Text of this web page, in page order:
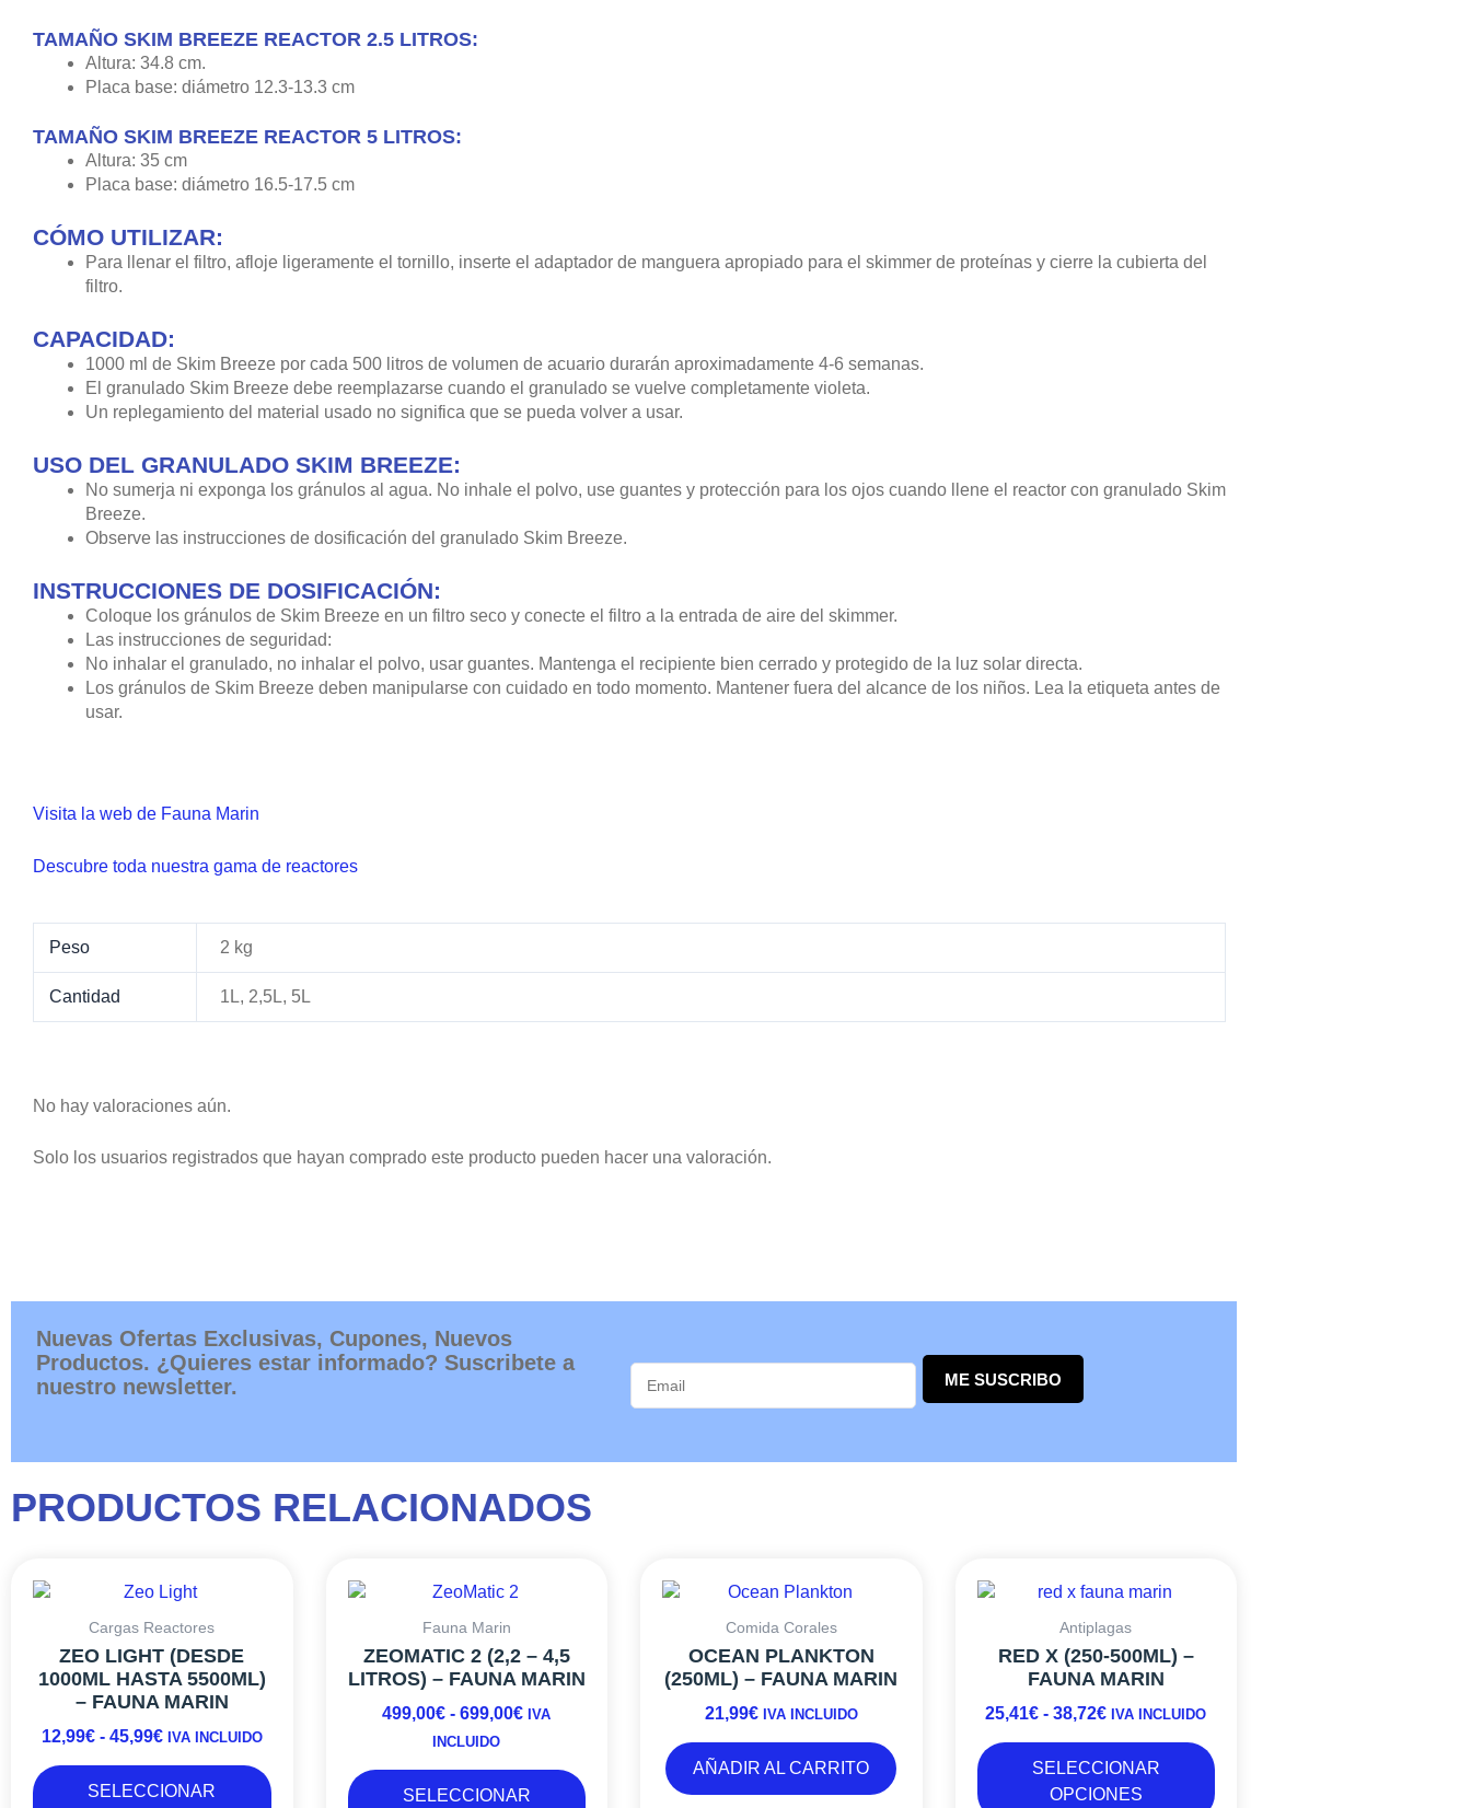
TAMAÑO SKIM BREEZE REACTOR 2.5 LITROS:
Altura: 34.8 cm.
Placa base: diámetro 12.3-13.3 cm
TAMAÑO SKIM BREEZE REACTOR 5 LITROS:
Altura: 35 cm
Placa base: diámetro 16.5-17.5 cm
CÓMO UTILIZAR:
Para llenar el filtro, afloje ligeramente el tornillo, inserte el adaptador de manguera apropiado para el skimmer de proteínas y cierre la cubierta del
filtro.
CAPACIDAD:
1000 ml de Skim Breeze por cada 500 litros de volumen de acuario durarán aproximadamente 4-6 semanas.
El granulado Skim Breeze debe reemplazarse cuando el granulado se vuelve completamente violeta.
Un replegamiento del material usado no significa que se pueda volver a usar.
USO DEL GRANULADO SKIM BREEZE:
No sumerja ni exponga los gránulos al agua. No inhale el polvo, use guantes y protección para los ojos cuando llene el reactor con granulado Skim
Breeze.
Observe las instrucciones de dosificación del granulado Skim Breeze.
INSTRUCCIONES DE DOSIFICACIÓN:
Coloque los gránulos de Skim Breeze en un filtro seco y conecte el filtro a la entrada de aire del skimmer.
Las instrucciones de seguridad:
No inhalar el granulado, no inhalar el polvo, usar guantes. Mantenga el recipiente bien cerrado y protegido de la luz solar directa.
Los gránulos de Skim Breeze deben manipularse con cuidado en todo momento. Mantener fuera del alcance de los niños. Lea la etiqueta antes de
usar.
Visita la web de Fauna Marin
Descubre toda nuestra gama de reactores
Peso 2 kg
Cantidad 1L, 2,5L, 5L
No hay valoraciones aún.
Solo los usuarios registrados que hayan comprado este producto pueden hacer una valoración.
Nuevas Ofertas Exclusivas, Cupones, Nuevos
Productos. ¿Quieres estar informado? Suscribete a
nuestro newsletter.
ME SUSCRIBO
PRODUCTOS RELACIONADOS
Cargas Reactores
ZEO LIGHT (DESDE
1000ML HASTA 5500ML)
– FAUNA MARIN
12,99€ - 45,99€
DE
PRECIOS:
DESDE
12,99€
HASTA
45,99€
IVA INCLUIDO
SELECCIONAR
elegir
Fauna Marin
ZEOMATIC 2 (2,2 – 4,5
LITROS) – FAUNA MARIN
499,00€ - 699,00€
DESDE
499,00€
IVA
INCLUIDO
SELECCIONAR
Comida Corales
OCEAN PLANKTON
(250ML) – FAUNA MARIN
21,99€ IVA INCLUIDO
AÑADIR AL CARRITO
Antiplagas
RED X (250-500ML) –
FAUNA MARIN
25,41€ - 38,72€
DE
PRECIOS:
DESDE
25,41€
IVA INCLUIDO
SELECCIONAR
OPCIONES
pueden